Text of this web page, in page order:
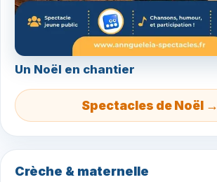
Un Noël en chantier
Spectacles de Noël →
Crèche & maternelle